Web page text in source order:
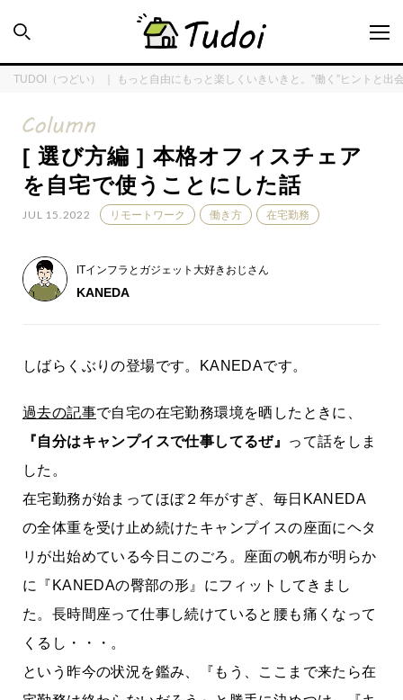
INTERVIEW
ENQUÊTE
TUDOI HOUSE
TUDOI（つどい） ｜ もっと自由にもっと楽しくいきいきと。”働く”ヒントと出
[ 選び方編 ] 本格オフィスチェア
を自宅で使うことにした話
JUL 15.2022 リモートワーク 働き方 在宅勤務
ITインフラとガジェット大好きおじさん
KANEDA
しばらくぶりの登場です。KANEDAです。
過去の記事で自宅の在宅勤務環境を晒したときに、
『自分はキャンプイスで仕事してるぜ』
って話をしま
した。
在宅勤務が始まってほぼ２年がすぎ、毎日KANEDA
の全体重を受け止め続けたキャンプイスの座面にヘタ
リが出始めている今日このごろ。座面の帆布が明らか
に『KANEDAの臀部の形』にフィットしてきまし
た。長時間座って仕事し続けていると腰も痛くなって
くるし・・・。
という昨今の状況を鑑み、『もう、ここまで来たら在